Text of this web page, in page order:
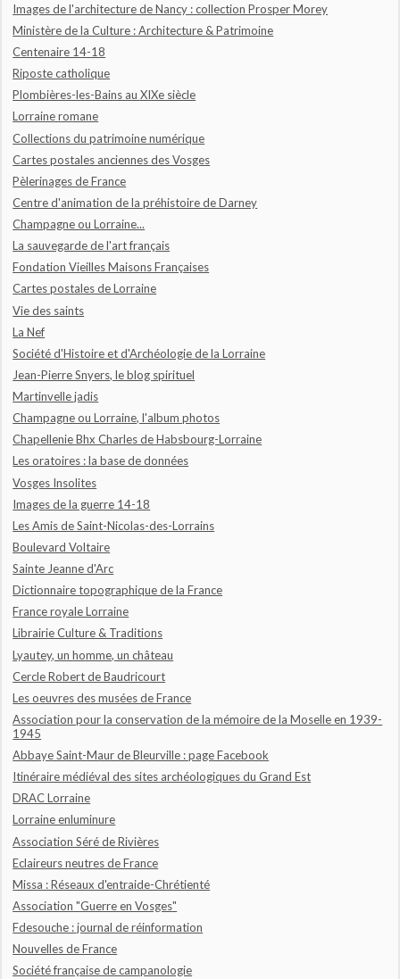
Images de l'architecture de Nancy : collection Prosper Morey
Ministère de la Culture : Architecture & Patrimoine
Centenaire 14-18
Riposte catholique
Plombières-les-Bains au XIXe siècle
Lorraine romane
Collections du patrimoine numérique
Cartes postales anciennes des Vosges
Pèlerinages de France
Centre d'animation de la préhistoire de Darney
Champagne ou Lorraine...
La sauvegarde de l'art français
Fondation Vieilles Maisons Françaises
Cartes postales de Lorraine
Vie des saints
La Nef
Société d'Histoire et d'Archéologie de la Lorraine
Jean-Pierre Snyers, le blog spirituel
Martinvelle jadis
Champagne ou Lorraine, l'album photos
Chapellenie Bhx Charles de Habsbourg-Lorraine
Les oratoires : la base de données
Vosges Insolites
Images de la guerre 14-18
Les Amis de Saint-Nicolas-des-Lorrains
Boulevard Voltaire
Sainte Jeanne d'Arc
Dictionnaire topographique de la France
France royale Lorraine
Librairie Culture & Traditions
Lyautey, un homme, un château
Cercle Robert de Baudricourt
Les oeuvres des musées de France
Association pour la conservation de la mémoire de la Moselle en 1939-
1945
Abbaye Saint-Maur de Bleurville : page Facebook
Itinéraire médiéval des sites archéologiques du Grand Est
DRAC Lorraine
Lorraine enluminure
Association Séré de Rivières
Eclaireurs neutres de France
Missa : Réseaux d'entraide-Chrétienté
Association "Guerre en Vosges"
Fdesouche : journal de réinformation
Nouvelles de France
Société française de campanologie